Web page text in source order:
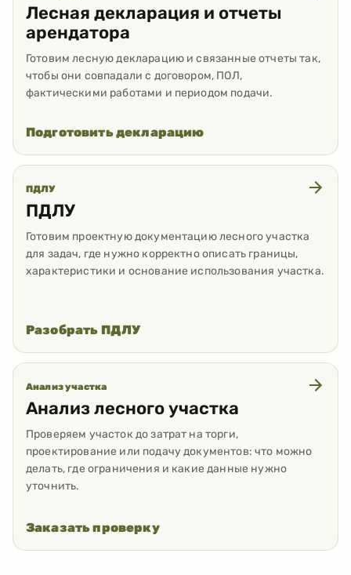
Лесная декларация и отчеты
арендатора
Готовим лесную декларацию и связанные отчеты так,
чтобы они совпадали с договором, ПОЛ,
фактическими работами и периодом подачи.
Подготовить декларацию
ПДЛУ
ПДЛУ
Готовим проектную документацию лесного участка
для задач, где нужно корректно описать границы,
характеристики и основание использования участка.
Разобрать ПДЛУ
Анализ участка
Анализ лесного участка
Проверяем участок до затрат на торги,
проектирование или подачу документов: что можно
делать, где ограничения и какие данные нужно
уточнить.
Заказать проверку